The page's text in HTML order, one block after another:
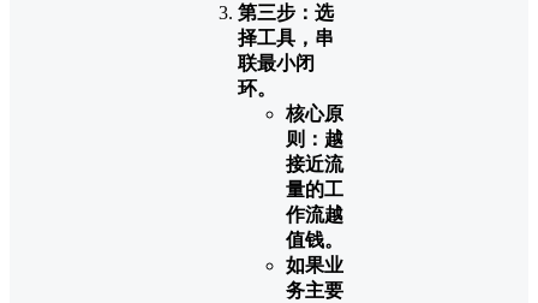
第三步：选
择工具，串
联最小闭
环。
核心原
则：越
接近流
量的工
作流越
值钱。
如果业
务主要